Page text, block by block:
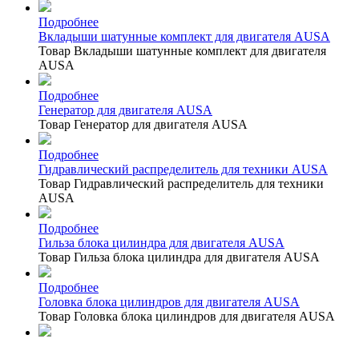
Подробнее
Вкладыши шатунные комплект для двигателя AUSA
Товар Вкладыши шатунные комплект для двигателя
AUSA
Подробнее
Генератор для двигателя AUSA
Товар Генератор для двигателя AUSA
Подробнее
Гидравлический распределитель для техники AUSA
Товар Гидравлический распределитель для техники
AUSA
Подробнее
Гильза блока цилиндра для двигателя AUSA
Товар Гильза блока цилиндра для двигателя AUSA
Подробнее
Головка блока цилиндров для двигателя AUSA
Товар Головка блока цилиндров для двигателя AUSA